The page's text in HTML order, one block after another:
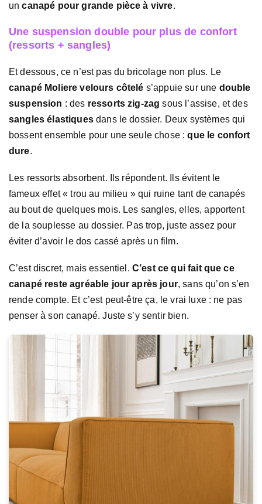
uncanapé pour grande pièce à vivre.
Une suspension double pour plus de confort
(ressorts + sangles)
Et dessous, ce n’est pas du bricolage non plus. Le
canapé Moliere velours côtelé s’appuie sur une double
suspension : des ressorts zig-zag sous l’assise, et des
sangles élastiquesdans le dossier. Deux systèmes qui
bossent ensemble pour une seule chose :que le confort
dure.
Les ressorts absorbent. Ils répondent. Ils évitent le
fameux effet « trou au milieu » qui ruine tant de canapés
au bout de quelques mois. Les sangles, elles, apportent
de la souplesse au dossier. Pas trop, juste assez pour
éviter d’avoir le dos cassé après un film.
C’est discret, mais essentiel. C’est ce qui fait que ce
canapé reste agréable jour après jour, sans qu’on s’en
rende compte. Et c’est peut-être ça, le vrai luxe : ne pas
penser à son canapé. Juste s’y sentir bien.